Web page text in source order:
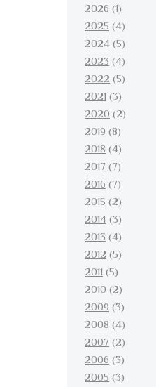
2026(1)
2025(4)
2024(5)
2023(4)
2022(5)
2021(3)
2020(2)
2019(8)
2018(4)
2017(7)
2016(7)
2015(2)
2014(3)
2013(4)
2012(5)
2011(5)
2010(2)
2009(3)
2008(4)
2007(2)
2006(3)
2005(3)